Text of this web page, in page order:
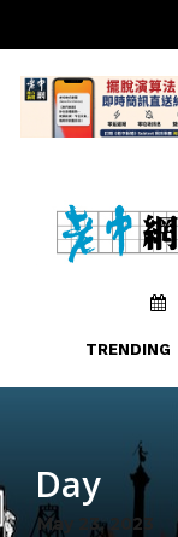
TRENDING
Day
May 23, 2023